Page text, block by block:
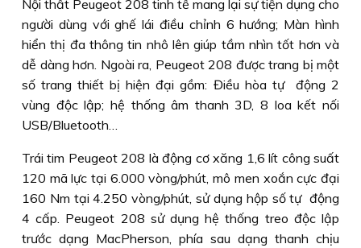
Nội thất Peugeot 208 tinh tế mang lại sự tiện dụng cho
người dùng với ghế lái điều chỉnh 6 hướng; Màn hình
hiển thị đa thông tin nhô lên giúp tầm nhìn tốt hơn và
dễ dàng hơn. Ngoài ra, Peugeot 208 được trang bị một
số trang thiết bị hiện đại gồm: Điều hòa tự động 2
vùng độc lập; hệ thống âm thanh 3D, 8 loa kết nối
USB/Bluetooth…
Trái tim Peugeot 208 là động cơ xăng 1,6 lít công suất
120 mã lực tại 6.000 vòng/phút, mô men xoắn cực đại
160 Nm tại 4.250 vòng/phút, sử dụng hộp số tự động
4 cấp. Peugeot 208 sử dụng hệ thống treo độc lập
trước dạng MacPherson, phía sau dạng thanh chịu